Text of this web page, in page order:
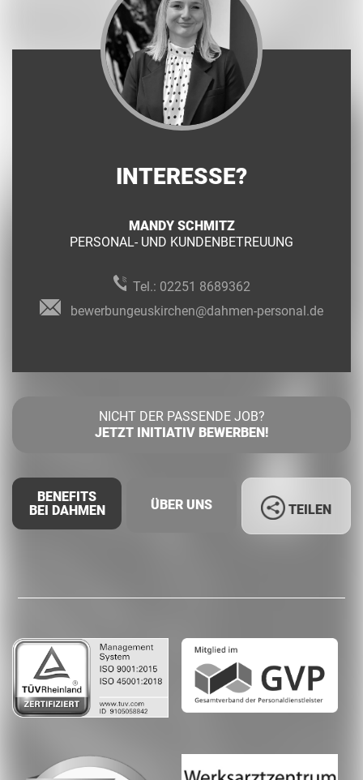
INTERESSE?
MANDY SCHMITZ
PERSONAL- UND KUNDENBETREUUNG
Tel.: 02251 8689362
bewerbungeuskirchen@dahmen-personal.de
NICHT DER PASSENDE JOB?
JETZT INITIATIV BEWERBEN!
BENEFITS
BEI DAHMEN
ÜBER UNS TEILEN